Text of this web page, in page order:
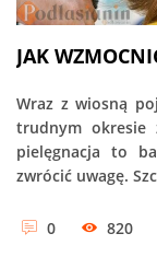
JAK
Wraz z wiosną
trudnym okresie
pielęgnacja to
zwrócić uwagę.
0 820